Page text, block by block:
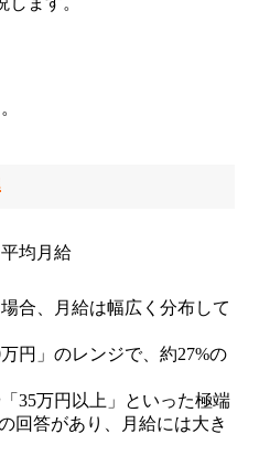
合、月給は幅広く分布して
円」のレンジで、約27%の
35万円以上」といった極端
回答があり、月給には大き